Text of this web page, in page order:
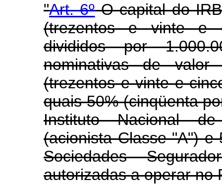
"Art. 6ºO capital do
(trezentos e vinte e
divididos por
nominativas de
(trezentos e vinte e
quais 50% (cinqüenta
Instituto Nacional
(acionista Classe "A") e
Sociedades
autorizadas a operar no